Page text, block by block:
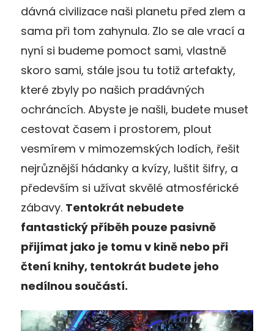
dávná civilizace naši planetu před zlem a
sama při tom zahynula. Zlo se ale vrací a
nyní si budeme pomoct sami, vlastně
skoro sami, stále jsou tu totiž artefakty,
které zbyly po našich pradávných
ochráncích. Abyste je našli, budete muset
cestovat časem i prostorem, plout
vesmírem v mimozemských lodích, řešit
nejrůznější hádanky a kvízy, luštit šifry, a
především si užívat skvělé atmosférické
zábavy. Tentokrát nebudete
fantastický příběh pouze pasivně
přijímat jako je tomu v kině nebo při
čtení knihy, tentokrát budete jeho
nedílnou součástí.